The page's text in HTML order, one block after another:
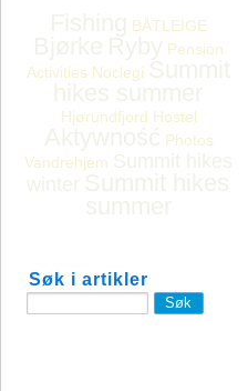
BÅTLEIGE
Pension
Activities Noclegi
Hjørundfjord Hostel
Photos
Vandrehjem
Søk i artikler